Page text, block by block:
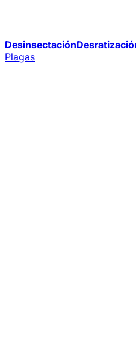
Desinsectación
Plagas